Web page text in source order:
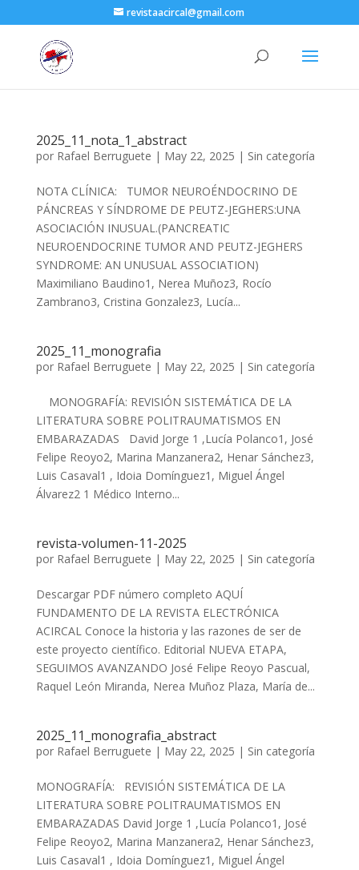
revistaacircal@gmail.com
2025_11_nota_1_abstract
por Rafael Berruguete | May 22, 2025 | Sin categoría
NOTA CLÍNICA: TUMOR NEUROÉNDOCRINO DE
PÁNCREAS Y SÍNDROME DE PEUTZ-JEGHERS:UNA
ASOCIACIÓN INUSUAL.(PANCREATIC
NEUROENDOCRINE TUMOR AND PEUTZ-JEGHERS
SYNDROME: AN UNUSUAL ASSOCIATION)
Maximiliano Baudino1, Nerea Muñoz3, Rocío
Zambrano3, Cristina Gonzalez3, Lucía...
2025_11_monografia
por Rafael Berruguete | May 22, 2025 | Sin categoría
MONOGRAFÍA: REVISIÓN SISTEMÁTICA DE LA
LITERATURA SOBRE POLITRAUMATISMOS EN
EMBARAZADAS David Jorge 1 ,Lucía Polanco1, José
Felipe Reoyo2, Marina Manzanera2, Henar Sánchez3,
Luis Casaval1 , Idoia Domínguez1, Miguel Ángel
Álvarez2 1 Médico Interno...
revista-volumen-11-2025
por Rafael Berruguete | May 22, 2025 | Sin categoría
Descargar PDF número completo AQUÍ
FUNDAMENTO DE LA REVISTA ELECTRÓNICA
ACIRCAL Conoce la historia y las razones de ser de
este proyecto científico. Editorial NUEVA ETAPA,
SEGUIMOS AVANZANDO José Felipe Reoyo Pascual,
Raquel León Miranda, Nerea Muñoz Plaza, María de...
2025_11_monografia_abstract
por Rafael Berruguete | May 22, 2025 | Sin categoría
MONOGRAFÍA: REVISIÓN SISTEMÁTICA DE LA
LITERATURA SOBRE POLITRAUMATISMOS EN
EMBARAZADAS David Jorge 1 ,Lucía Polanco1, José
Felipe Reoyo2, Marina Manzanera2, Henar Sánchez3,
Luis Casaval1 , Idoia Domínguez1, Miguel Ángel